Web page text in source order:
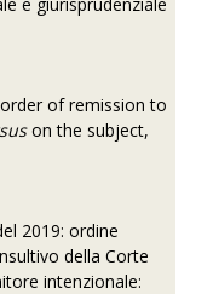
of remission to
on the subject,
2019: ordine
della Corte
intenzionale: